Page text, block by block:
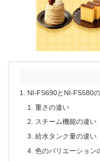
NI-FS690とNI-FS580
重さの違い
スチーム機能の違い
給水タンク量の違い
色のバリエーション